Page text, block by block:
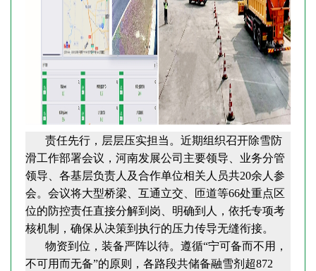
责任先行，层层压实担当。近期组织召开除雪防
滑工作部署会议，河南发展公司主要领导、业务分管
领导、各基层负责人及合作单位相关人员共20余人参
会。会议将大型桥梁、互通立交、匝道等66处重点区
位的防控责任直接分解到岗、明确到人，依托专项考
核机制，确保从决策到执行的压力传导无缝衔接。
物资到位，装备严阵以待。遵循“宁可备而不用，
不可用而无备”的原则，各路段共储备融雪剂超872